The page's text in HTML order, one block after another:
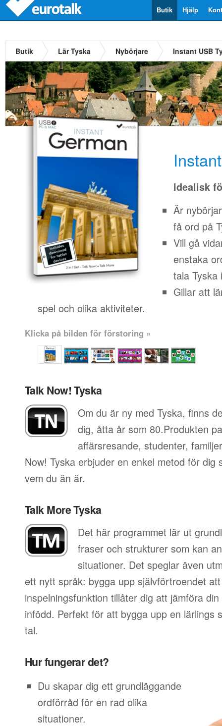
Hjälp
Butik
Butik Lär Tyska Nybörjare Instant USB
Idealisk
Är
få ord på
Vill gå
enstaka
tala Tyska
Gillar att
spel och olika aktiviteter.
Klicka på bilden för förstoring »
Talk Now! Tyska
Om du är ny med Tyska, finns
dig, åtta år som 80.Produkten
affärsresande, studenter,
Now! Tyska erbjuder en enkel metod för dig
vem du än är.
Talk More Tyska
Det här programmet lär ut
fraser och strukturer som kan
situationer. Det speglar även
ett nytt språk: bygga upp självförtroendet att
inspelningsfunktion tillåter dig att jämföra
infödd. Perfekt för att bygga upp en lärlings
tal.
Hur fungerar det?
Du skapar dig ett grundläggande
ordförråd för en rad olika
situationer.